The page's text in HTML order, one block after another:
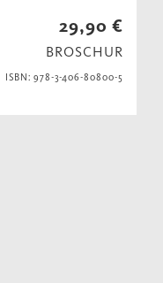
29,90 €
BROSCHUR
ISBN: 978-3-406-80800-5